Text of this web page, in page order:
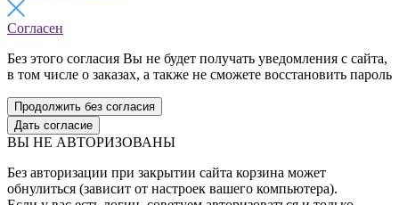
Согласен
Без этого согласия Вы не будет получать уведомления с сайта,
в том числе о заказах, а также не сможете восстановить пароль
Продолжить без согласия
Дать согласие
ВЫ НЕ АВТОРИЗОВАНЫ
Без авторизации при закрытии сайта корзина может
обнулиться (зависит от настроек вашего компьютера).